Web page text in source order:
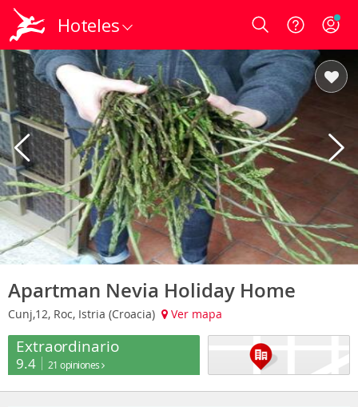
Hoteles Login
Apartman Nevia Holiday Home
Cunj,12, Roc, Istria (Croacia) Ver mapa
Extraordinario
9.4 21 opiniones